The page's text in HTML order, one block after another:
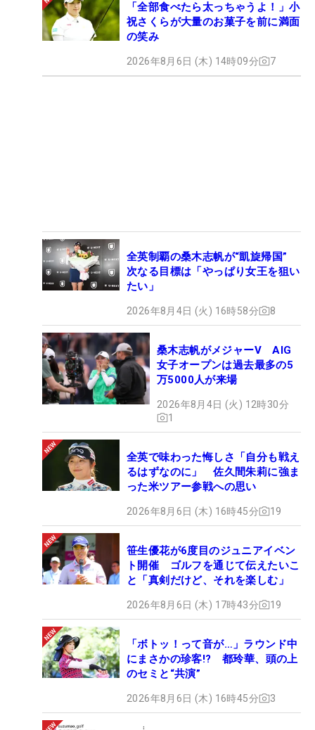
「全部食べたら太っちゃうよ！」小
祝さくらが大量のお菓子を前に満面
の笑み
2026年8月6日 (木) 14時09分 7
全英制覇の桑木志帆が“凱旋帰国”
次なる目標は「やっぱり女王を狙い
たい」
2026年8月4日 (火) 16時58分 8
桑木志帆がメジャーV AIG
女子オープンは過去最多の5
万5000人が来場
2026年8月4日 (火) 12時30分
1
全英で味わった悔しさ「自分も戦え
るはずなのに」 佐久間朱莉に強ま
った米ツアー参戦への思い
2026年8月6日 (木) 16時45分 19
笹生優花が6度目のジュニアイベン
ト開催 ゴルフを通じて伝えたいこ
と「真剣だけど、それを楽しむ」
2026年8月6日 (木) 17時43分 19
「ボトッ！って音が…」ラウンド中
にまさかの珍客!? 都玲華、頭の上
のセミと“共演”
2026年8月6日 (木) 16時45分 3